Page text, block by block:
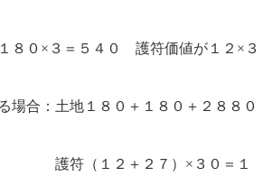
８０×３＝５４０ 護符価値が１２×３
場合：土地１８０＋１８０＋２８８０
＋２７）×３０＝１